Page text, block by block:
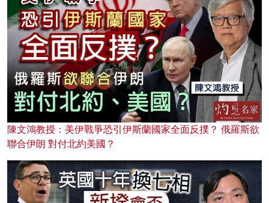
陳文鴻教授：美伊戰爭恐引伊斯蘭國家全面反撲？ 俄羅斯欲
聯合伊朗 對付北約美國？